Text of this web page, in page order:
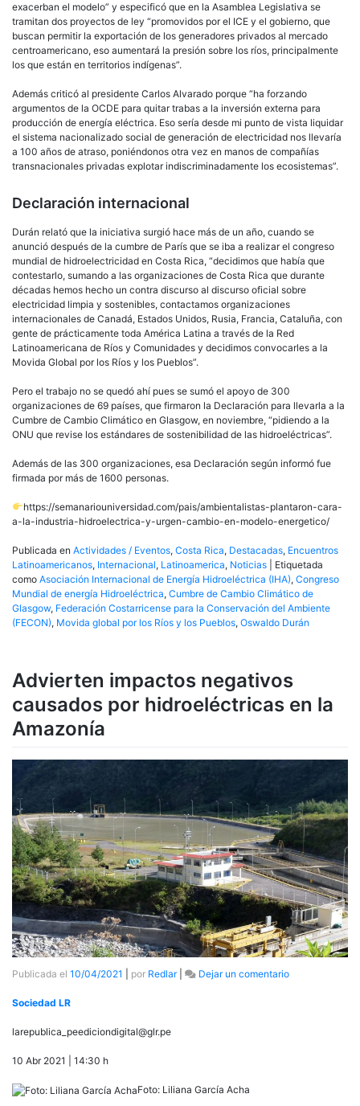
exacerban el modelo” y especificó que en la Asamblea Legislativa se
tramitan dos proyectos de ley “promovidos por el ICE y el gobierno, que
buscan permitir la exportación de los generadores privados al mercado
centroamericano, eso aumentará la presión sobre los ríos, principalmente
los que están en territorios indígenas”.
Además criticó al presidente Carlos Alvarado porque “ha forzando
argumentos de la OCDE para quitar trabas a la inversión externa para
producción de energía eléctrica. Eso sería desde mi punto de vista liquidar
el sistema nacionalizado social de generación de electricidad nos llevaría
a 100 años de atraso, poniéndonos otra vez en manos de compañías
transnacionales privadas explotar indiscriminadamente los ecosistemas”.
Declaración internacional
Durán relató que la iniciativa surgió hace más de un año, cuando se
anunció después de la cumbre de París que se iba a realizar el congreso
mundial de hidroelectricidad en Costa Rica, “decidimos que había que
contestarlo, sumando a las organizaciones de Costa Rica que durante
décadas hemos hecho un contra discurso al discurso oficial sobre
electricidad limpia y sostenibles, contactamos organizaciones
internacionales de Canadá, Estados Unidos, Rusia, Francia, Cataluña, con
gente de prácticamente toda América Latina a través de la Red
Latinoamericana de Ríos y Comunidades y decidimos convocarles a la
Movida Global por los Ríos y los Pueblos”.
Pero el trabajo no se quedó ahí pues se sumó el apoyo de 300
organizaciones de 69 países, que firmaron la Declaración para llevarla a la
Cumbre de Cambio Climático en Glasgow, en noviembre, “pidiendo a la
ONU que revise los estándares de sostenibilidad de las hidroeléctricas”.
Además de las 300 organizaciones, esa Declaración según informó fue
firmada por más de 1600 personas.
https://semanariouniversidad.com/pais/ambientalistas-plantaron-cara-
a-la-industria-hidroelectrica-y-urgen-cambio-en-modelo-energetico/
Publicada en Actividades / Eventos, Costa Rica, Destacadas, Encuentros
Latinoamericanos, Internacional, Latinoamerica, Noticias
Etiquetada
como Asociación Internacional de Energía Hidroeléctrica (IHA), Congreso
Mundial de energía Hidroeléctrica, Cumbre de Cambio Climático de
Glasgow, Federación Costarricense para la Conservación del Ambiente
(FECON), Movida global por los Ríos y los Pueblos, Oswaldo Durán
Advierten impactos negativos
causados por hidroeléctricas en la
Amazonía
Publicada el 10/04/2021 por Redlar| Dejar un comentarioen
Sociedad LR
larepublica_peediciondigital@glr.pe
10 Abr 2021 | 14:30 h
Foto: Liliana García Acha